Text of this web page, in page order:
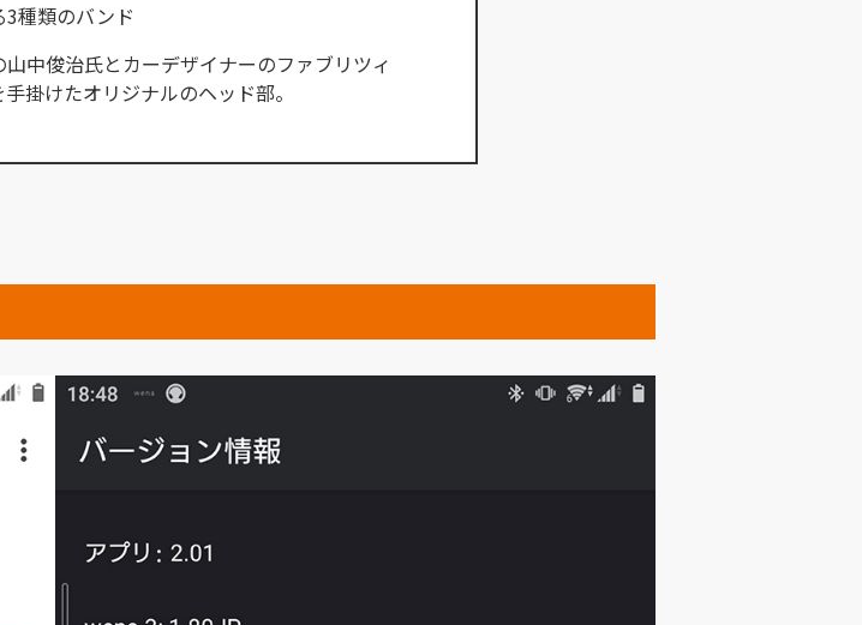
種類のバンド
中俊治氏とカーデザイナーのファブリツィ
掛けたオリジナルのヘッド部。